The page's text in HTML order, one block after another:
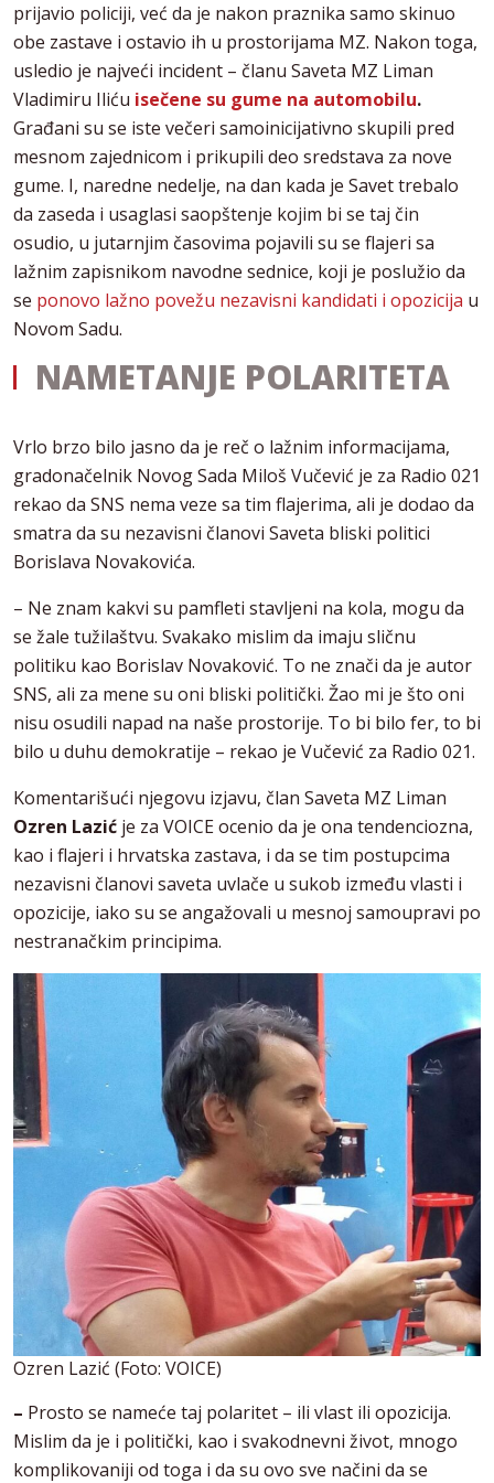
prijavio policiji, već da je nakon praznika samo skinuo
obe zastave i ostavio ih u prostorijama MZ. Nakon toga,
usledio je najveći incident – članu Saveta MZ Liman
Vladimiru Iliću isečene su gume na automobilu.
Građani su se iste večeri samoinicijativno skupili pred
mesnom zajednicom i prikupili deo sredstava za nove
gume. I, naredne nedelje, na dan kada je Savet trebalo
da zaseda i usaglasi saopštenje kojim bi se taj čin
osudio, u jutarnjim časovima pojavili su se flajeri sa
lažnim zapisnikom navodne sednice, koji je poslužio da
se ponovo lažno povežu nezavisni kandidati i opozicija u
Novom Sadu.
NAMETANJE POLARITETA
Vrlo brzo bilo jasno da je reč o lažnim informacijama,
gradonačelnik Novog Sada Miloš Vučević je za Radio 021
rekao da SNS nema veze sa tim flajerima, ali je dodao da
smatra da su nezavisni članovi Saveta bliski politici
Borislava Novakovića.
– Ne znam kakvi su pamfleti stavljeni na kola, mogu da
se žale tužilaštvu. Svakako mislim da imaju sličnu
politiku kao Borislav Novaković. To ne znači da je autor
SNS, ali za mene su oni bliski politički. Žao mi je što oni
nisu osudili napad na naše prostorije. To bi bilo fer, to bi
bilo u duhu demokratije – rekao je Vučević za Radio 021.
Komentarišući njegovu izjavu, član Saveta MZ Liman
Ozren Lazić je za VOICE ocenio da je ona tendenciozna,
kao i flajeri i hrvatska zastava, i da se tim postupcima
nezavisni članovi saveta uvlače u sukob između vlasti i
opozicije, iako su se angažovali u mesnoj samoupravi po
nestranačkim principima.
Ozren Lazić (Foto: VOICE)
– Prosto se nameće taj polaritet – ili vlast ili opozicija.
Mislim da je i politički, kao i svakodnevni život, mnogo
komplikovaniji od toga i da su ovo sve načini da se